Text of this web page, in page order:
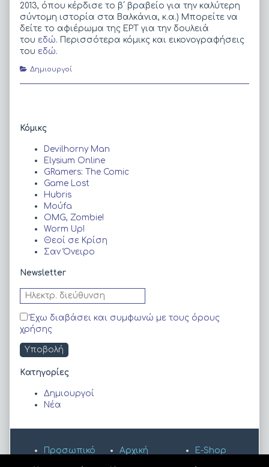
2013, όπου κέρδισε το β΄ βραβείο για την καλύτερη
σύντομη ιστορία στα Βαλκάνια, κ.α.) Μπορείτε να
δείτε το αφιέρωμα της ΕΡΤ για την δουλειά
του εδώ. Περισσότερα κόμικς και εικονογραφήσεις
του εδώ.
Categories
Δημιουργοί
Primary
Sidebar
Κόμικς
Devilhorny Man
Elysium Online
GRamers: The Comic
Game Lost
Hubris
Moύfa
OMG, Zombie!
Worm Up!
Θεοί σε Κρίση
Σαν Όνειρο
Newsletter
Έχω διαβάσει και συμφωνώ με τους όρους
χρήσης
Kατηγορίες
Δημιουργοί
Νέα
Προσωπικό
Αρχική
E-Shop